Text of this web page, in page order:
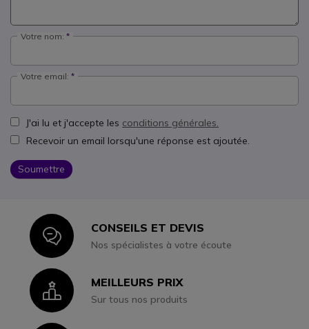
Votre nom:
Votre email:
J'ai lu et j'accepte les conditions générales.
Recevoir un email lorsqu'une réponse est ajoutée.
Soumettre
IconCONSEILS ET DEVIS
Nos spécialistes à votre écoute
IconMEILLEURS PRIX
Sur tous nos produits